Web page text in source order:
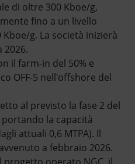
di oltre 300 Kboe/g,
fino a un livello
g. La società inizierà
2026.
il farm-in del 50% e
OFF-5 nell'offshore del
al previsto la fase 2 del
la capacità
attuali 0,6 MTPA). Il
a febbraio 2026.